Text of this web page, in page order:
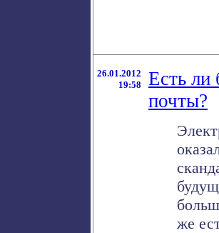
26.01.2012
19:58
Есть ли
почты?
же